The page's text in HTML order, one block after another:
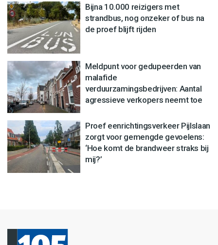
Bijna 10.000 reizigers met
strandbus, nog onzeker of bus na
de proef blijft rijden
Meldpunt voor gedupeerden van
malafide
verduurzamingsbedrijven: Aantal
agressieve verkopers neemt toe
Proef eenrichtingsverkeer Pijlslaan
zorgt voor gemengde gevoelens:
‘Hoe komt de brandweer straks bij
mij?’